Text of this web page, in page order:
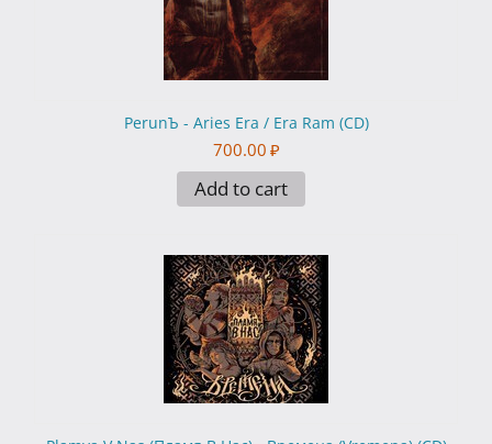
PerunЪ - Aries Era / Era Ram (CD)
700.00 ₽
Add to cart